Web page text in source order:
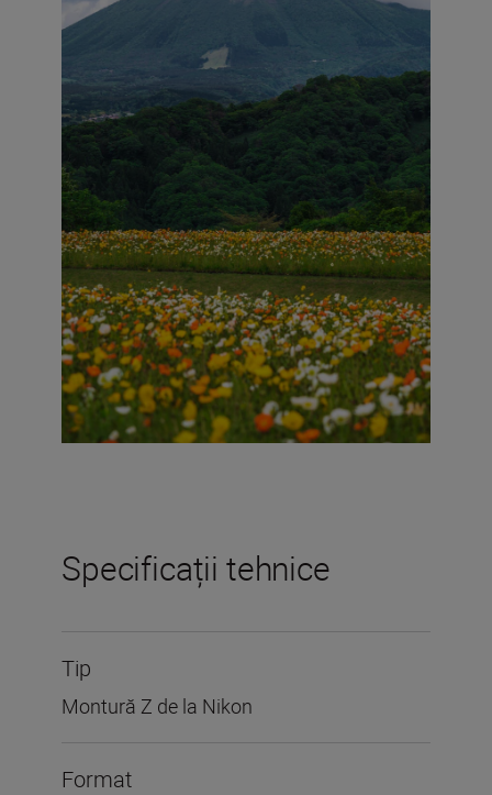
Specificații tehnice
Tip
Montură Z de la Nikon
Format